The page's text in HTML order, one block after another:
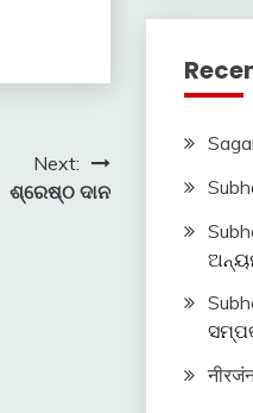
Next:
ଶ୍ରେଷ୍ଠ ଦାନ